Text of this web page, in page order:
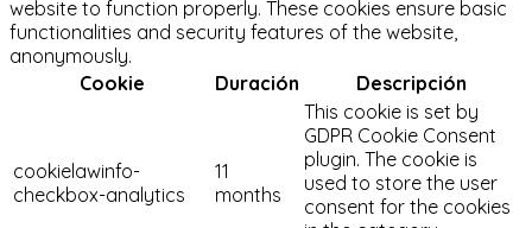
website to function properly. These cookies ensure basic
functionalities and security features of the website,
anonymously.
Cookie
Duración Descripción
cookielawinfo-
checkbox-analytics
11
months
This cookie is set by
GDPR Cookie Consent
plugin. The cookie is
used to store the user
consent for the cookies